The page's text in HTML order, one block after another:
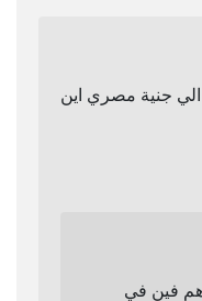
الي جنية مصري اين
فين في